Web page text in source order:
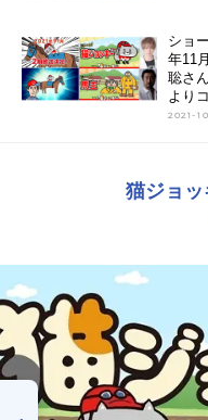
ショ
年11
聡さ
より
2021-
猫ジョ